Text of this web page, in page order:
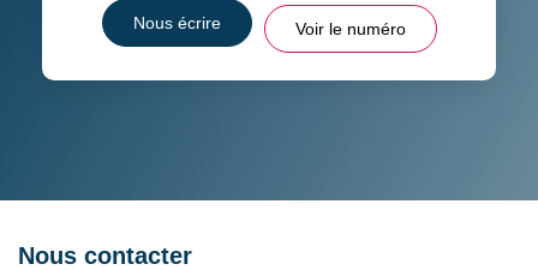
Nous écrire Voir le numéro
Nous contacter